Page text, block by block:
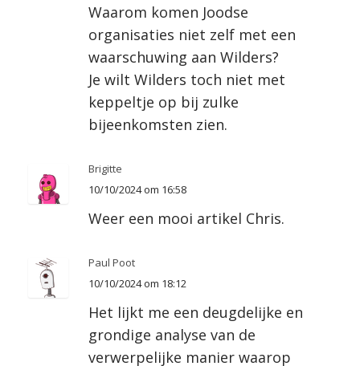
Waarom komen Joodse
organisaties niet zelf met een
waarschuwing aan Wilders?
Je wilt Wilders toch niet met
keppeltje op bij zulke
bijeenkomsten zien.
Brigitte
10/10/2024 om 16:58
Weer een mooi artikel Chris.
Paul Poot
10/10/2024 om 18:12
Het lijkt me een deugdelijke en
grondige analyse van de
verwerpelijke manier waarop